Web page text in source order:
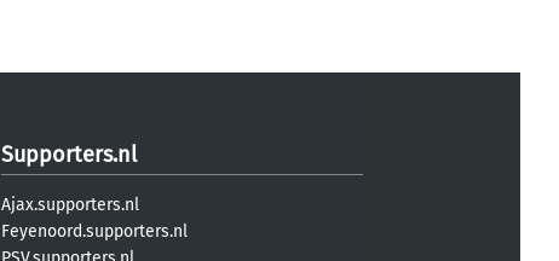
Supporters.nl
Ajax.supporters.nl
Feyenoord.supporters.nl